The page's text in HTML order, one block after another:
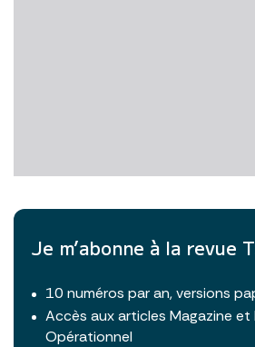
Je m’abonne à la revue
10 numéros par an, versions
Accès aux articles Magazine et
Opérationnel